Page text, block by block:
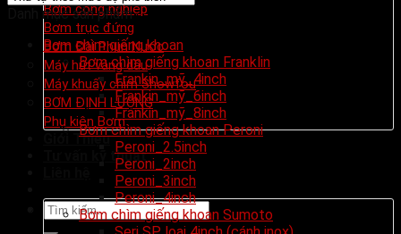
Bơm công nghiệp
Bơm trục đứng
Bơm Đài Phun Nước
Máy hút váng dầu
Máy khuấy chìm Showfou
BƠM ĐỊNH LƯỢNG
Phụ kiện Bơm
Giới Thiệu
Tư vấn kỹ thuật
Tìm
kiếm:
Danh mục sản phẩm
Bơm chìm giếng khoan
Bơm chìm giếng khoan Franklin
Frankin_mỹ_4inch
Frankin_mỹ_6inch
Frankin_mỹ_8inch
Bơm chìm giếng khoan Peroni
Peroni_2.5inch
Peroni_2inch
Peroni_3inch
Peroni_4inch
Bơm chìm giếng khoan Sumoto